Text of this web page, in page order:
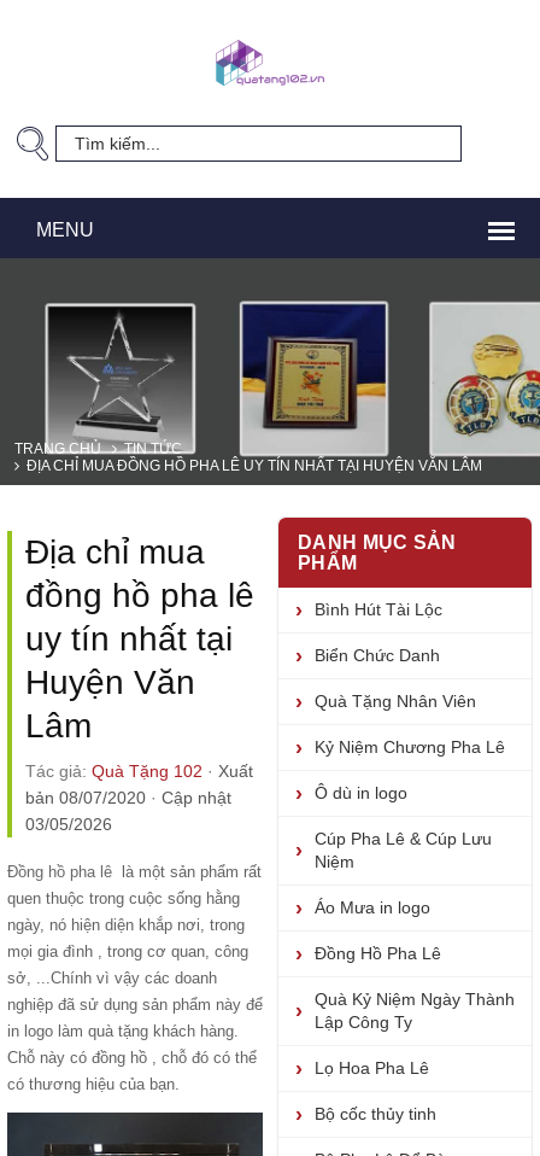
TRANG CHỦ
TIN TỨC
ĐỊA CHỈ MUA ĐỒNG HỒ PHA LÊ UY TÍN NHẤT TẠI HUYỆN VĂN LÂM
Địa chỉ mua
đồng hồ pha lê
uy tín nhất tại
Huyện Văn
Lâm
Tác giả: Quà Tặng 102 · Xuất
bản 08/07/2020 · Cập nhật
03/05/2026
Đồng hồ pha lê là một sản phẩm rất
quen thuộc trong cuộc sống hằng
ngày, nó hiện diện khắp nơi, trong
mọi gia đình , trong cơ quan, công
sở, ...Chính vì vậy các doanh
nghiệp đã sử dụng sản phẩm này để
in logo làm quà tặng khách hàng.
Chỗ này có đồng hồ , chỗ đó có thể
có thương hiệu của bạn.
DANH MỤC SẢN
PHẨM
Bình Hút Tài Lộc
Biển Chức Danh
Quà Tặng Nhân Viên
Kỷ Niệm Chương Pha Lê
Ô dù in logo
Cúp Pha Lê & Cúp Lưu
Niệm
Áo Mưa in logo
Đồng Hồ Pha Lê
Quà Kỷ Niệm Ngày Thành
Lập Công Ty
Lọ Hoa Pha Lê
Bộ cốc thủy tinh